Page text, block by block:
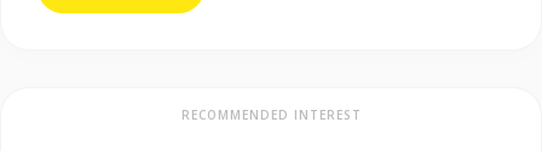
RECOMMENDED INTEREST